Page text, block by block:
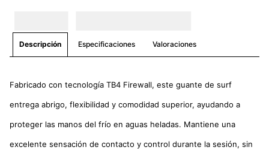
Descripción Especificaciones Valoraciones
Fabricado con tecnología TB4 Firewall, este guante de surf
entrega abrigo, flexibilidad y comodidad superior, ayudando a
proteger las manos del frío en aguas heladas. Mantiene una
excelente sensación de contacto y control durante la sesión, sin